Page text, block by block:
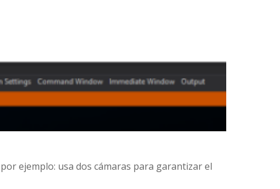
ejemplo: usa dos cámaras para garantizar el